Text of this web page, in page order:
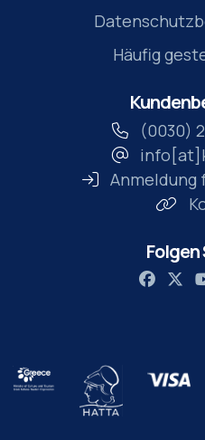
Häufig
(0030)
Anmeldung
Folgen